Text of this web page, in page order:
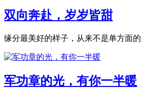
双向奔赴，岁岁皆甜
缘分最美好的样子，从来不是单方面
军功章的光，有你一半暖